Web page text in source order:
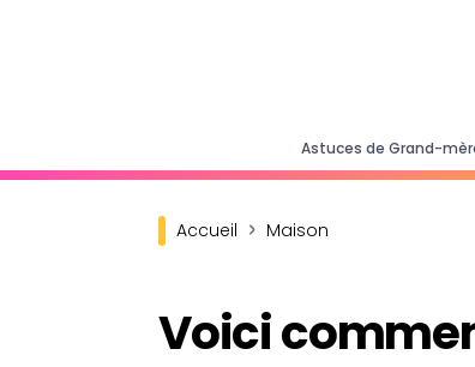
Astuces de Grand-
Accueil Maison
Voici